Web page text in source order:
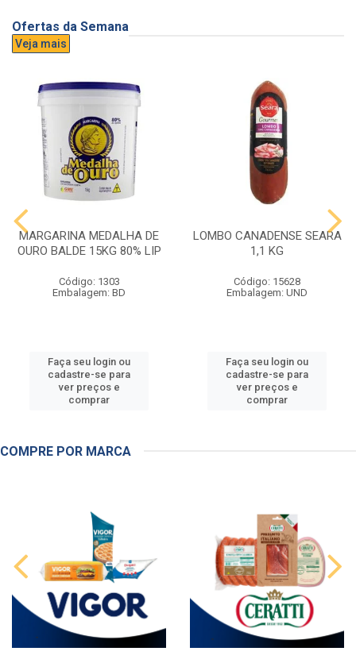
Ofertas da Semana
Veja mais
MARGARINA MEDALHA DE
OURO BALDE 15KG 80% LIP
Código: 1303
Embalagem: BD
Faça seu login ou
cadastre-se para
ver preços e
comprar
LOMBO CANADENSE SEARA
1,1 KG
Código: 15628
Embalagem: UND
Faça seu login ou
cadastre-se para
ver preços e
comprar
COMPRE POR MARCA